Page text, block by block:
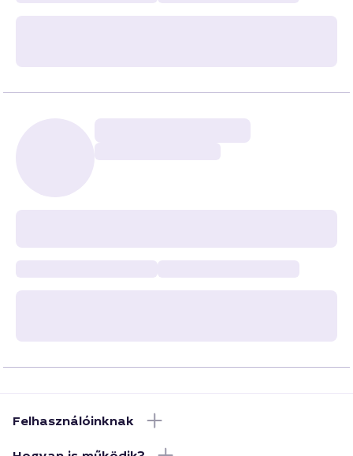
Felhasználóinknak